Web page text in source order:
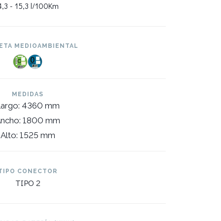
- 15,3 l/100Km
MEDIOAMBIENTAL
MEDIDAS
4360 mm
1800 mm
Alto: 1525 mm
CONECTOR
TIPO 2